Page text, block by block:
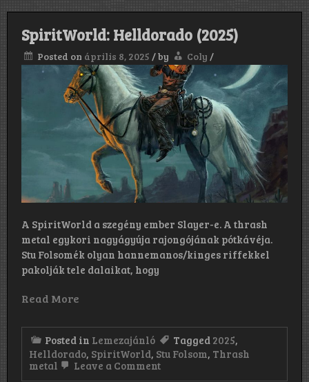
SpiritWorld: Helldorado (2025)
Posted on április 8, 2025 /by Coly /
A SpiritWorld a szegény ember Slayer-e. A thrash
metal egykori nagyágyúja rajongójának pótkávéja.
Stu Folsomék olyan hannemanos/kinges riffekkel
pakolják tele dalaikat, hogy
Read More
Posted in Lemezajánló Tagged 2025,
Helldorado, SpiritWorld, Stu Folsom, Thrash
metal
Leave a Commenton